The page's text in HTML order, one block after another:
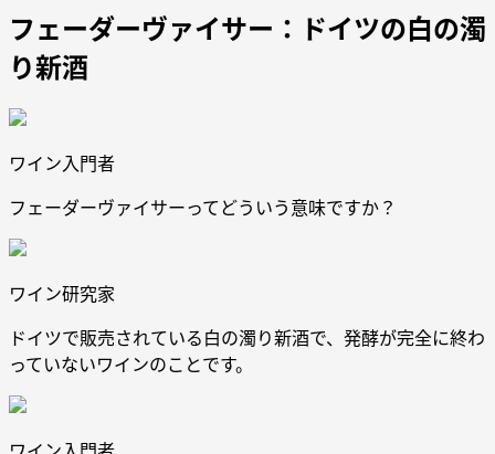
フェーダーヴァイサー：ドイツの白の濁
り新酒
ワイン入門者
フェーダーヴァイサーってどういう意味ですか？
ワイン研究家
ドイツで販売されている白の濁り新酒で、発酵が完全に終わ
っていないワインのことです。